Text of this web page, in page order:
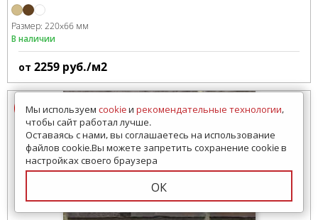
Размер: 220x66 мм
В наличии
от 2259 руб./м2
Мы используем cookieи рекомендательные технологии,
чтобы сайт работал лучше.
Оставаясь с нами, вы соглашаетесь на использование
файлов cookie.Вы можете запретить сохранение cookie в
настройках своего браузера
ОК